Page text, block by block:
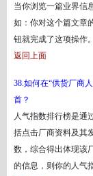
当你浏览一篇业界信
如：你对这个篇文章
钮就完成了这项操作。
返回上面
38.如何在“供货厂商
首？
人气指数排行榜是通
括点击厂商资料及其
数，综合得出体现该
的信息，则你的人气